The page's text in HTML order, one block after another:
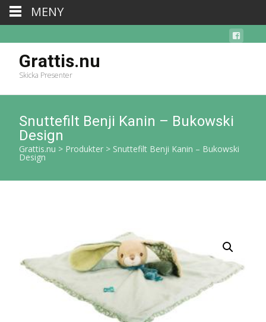
Grattis.nu
Skicka Presenter
Snuttefilt Benji Kanin – Bukowski
Design
Grattis.nu > Produkter > Snuttefilt Benji Kanin – Bukowski
Design
MENY